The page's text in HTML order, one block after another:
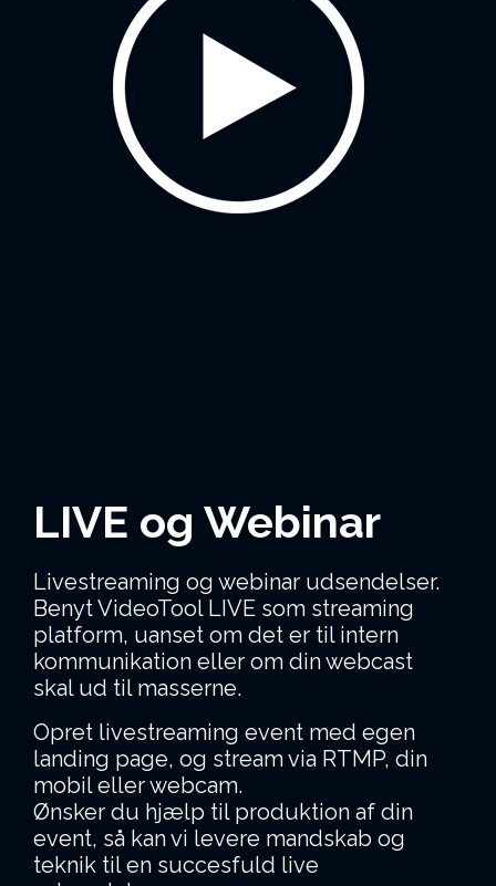
LIVE og Webinar
Livestreaming og webinar udsendelser.
Benyt VideoTool LIVE som streaming
platform, uanset om det er til intern
kommunikation eller om din webcast
skal ud til masserne.
Opret livestreaming event med egen
landing page, og stream via RTMP, din
mobil eller webcam.
Ønsker du hjælp til produktion af din
event, så kan vi levere mandskab og
teknik til en succesfuld live